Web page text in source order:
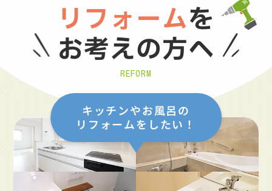
リフォームを
お考えの方へ
REFORM
キッチンやお風呂の
リフォームをしたい！